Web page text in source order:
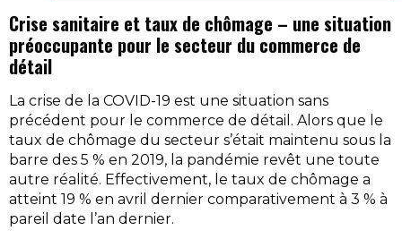
Crise sanitaire et taux de chômage – une situation
préoccupante pour le secteur du commerce de
détail
La crise de la COVID-19 est une situation sans
précédent pour le commerce de détail. Alors que le
taux de chômage du secteur s’était maintenu sous la
barre des 5 % en 2019, la pandémie revêt une toute
autre réalité. Effectivement, le taux de chômage a
atteint 19 % en avril dernier comparativement à 3 % à
pareil date l’an dernier.